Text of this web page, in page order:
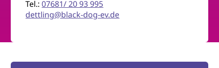
Tel.:07681/ 20 93 995
dettling@black-dog-ev.de